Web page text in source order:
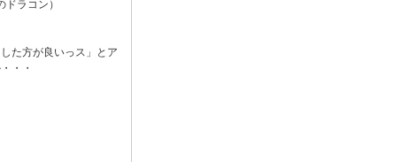
ラコン）
た方が良いっス」とア
・・